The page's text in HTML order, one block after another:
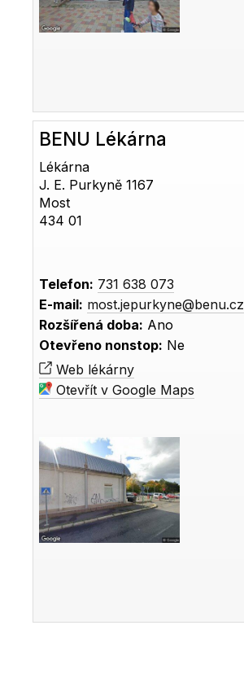
BENU Lékárna
Lékárna
J. E. Purkyně 1167
Most
434 01
Telefon: 731 638 073
E-mail: most.jepurkyne@benu.cz
Rozšířená doba: Ano
Otevřeno nonstop: Ne
Web lékárny
Otevřít v Google Maps